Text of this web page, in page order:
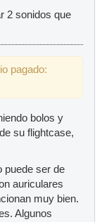
2 sonidos que
pagado:
bolos y
su flightcase,
puede ser de
auriculares
muy bien.
Algunos